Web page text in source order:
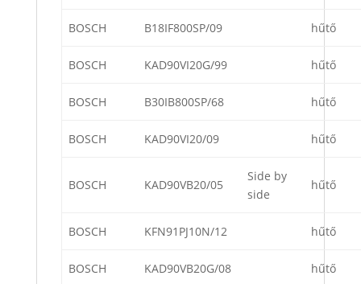
BOSCH B18IF800SP/09 hűtő
BOSCH KAD90VI20G/99 hűtő
BOSCH B30IB800SP/68 hűtő
BOSCH KAD90VI20/09 hűtő
BOSCH KAD90VB20/05
Side by
side
hűtő
BOSCH KFN91PJ10N/12 hűtő
BOSCH KAD90VB20G/08 hűtő